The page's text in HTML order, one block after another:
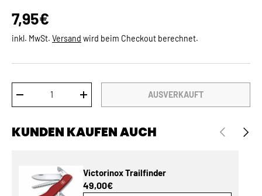
Normaler Preis
7,95€
inkl. MwSt. Versand wird beim Checkout berechnet.
MENGE VERRINGERNMENGE ERHÖHEN AUSVERKAUFT
KUNDEN KAUFEN AUCH VORHERIGE
Victorinox Trailfinder
Normaler Preis
49,00€